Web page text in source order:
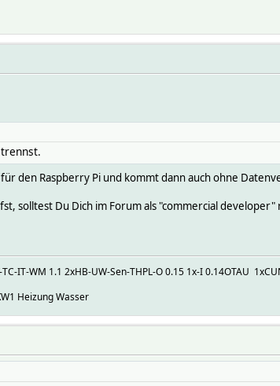
den Raspberry Pi und kommt dann auch ohne
solltest Du Dich im Forum als "commercial
IT-WM 1.1 2xHB-UW-Sen-THPL-O 0.15 1x-I 0.14OTAU
Heizung Wasser